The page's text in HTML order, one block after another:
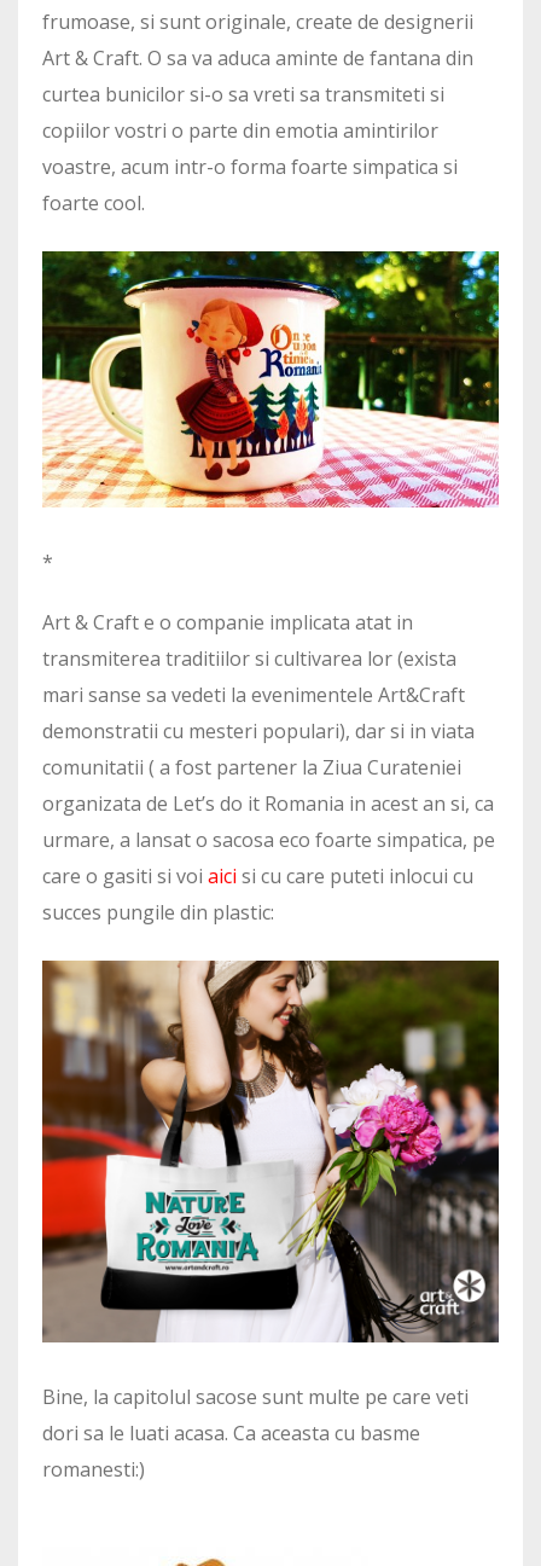
frumoase, si sunt originale, create de designerii
Art & Craft. O sa va aduca aminte de fantana din
curtea bunicilor si-o sa vreti sa transmiteti si
copiilor vostri o parte din emotia amintirilor
voastre, acum intr-o forma foarte simpatica si
foarte cool.
*
Art & Craft e o companie implicata atat in
transmiterea traditiilor si cultivarea lor (exista
mari sanse sa vedeti la evenimentele Art&Craft
demonstratii cu mesteri populari), dar si in viata
comunitatii ( a fost partener la Ziua Curateniei
organizata de Let’s do it Romania in acest an si, ca
urmare, a lansat o sacosa eco foarte simpatica, pe
care o gasiti si voi aici si cu care puteti inlocui cu
succes pungile din plastic:
Bine, la capitolul sacose sunt multe pe care veti
dori sa le luati acasa. Ca aceasta cu basme
romanesti:)